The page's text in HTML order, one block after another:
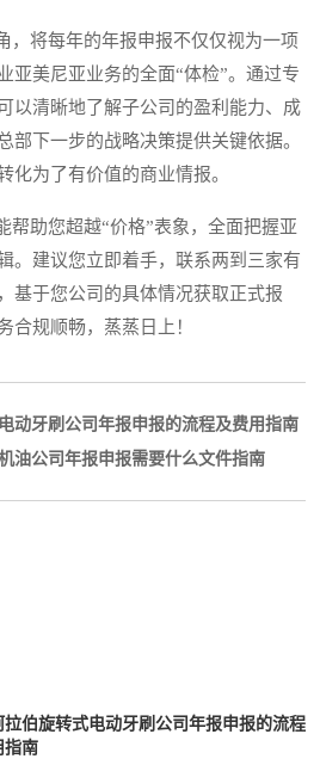
将每年的年报申报不仅仅视为一项
亚美尼亚业务的全面“体检”。通过专
以清晰地了解子公司的盈利能力、成
部下一步的战略决策提供关键依据。
化为了有价值的商业情报。
助您超越“价格”表象，全面把握亚
。建议您立即着手，联系两到三家有
基于您公司的具体情况获取正式报
合规顺畅，蒸蒸日上！
动牙刷公司年报申报的流程及费用指南
油公司年报申报需要什么文件指南
拉伯旋转式电动牙刷公司年报申报的流程
指南